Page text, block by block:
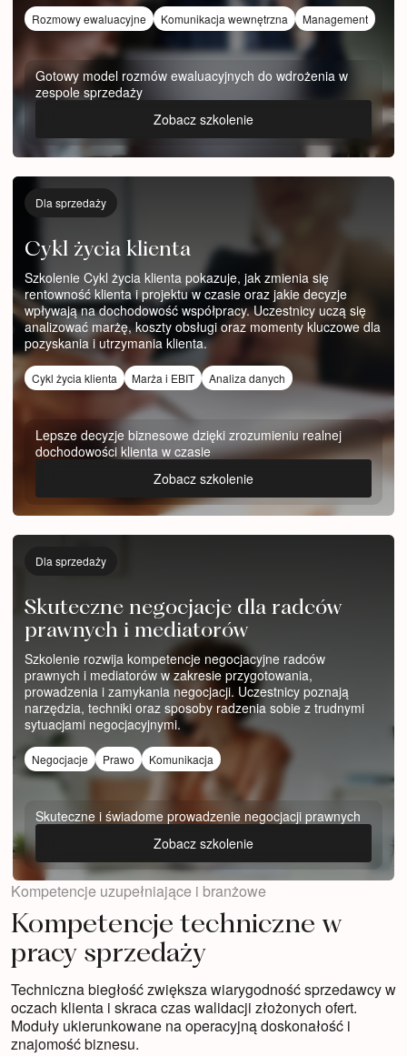
Rozmowy ewaluacyjne Komunikacja wewnętrzna Management
Gotowy model rozmów ewaluacyjnych do wdrożenia w
zespole sprzedaży
Zobacz szkolenie
Dla sprzedaży
Cykl życia klienta
Szkolenie Cykl życia klienta pokazuje, jak zmienia się
rentowność klienta i projektu w czasie oraz jakie decyzje
wpływają na dochodowość współpracy. Uczestnicy uczą się
analizować marżę, koszty obsługi oraz momenty kluczowe dla
pozyskania i utrzymania klienta.
Cykl życia klienta Marża i EBIT Analiza danych
Lepsze decyzje biznesowe dzięki zrozumieniu realnej
dochodowości klienta w czasie
Zobacz szkolenie
Dla sprzedaży
Skuteczne negocjacje dla radców
prawnych i mediatorów
Szkolenie rozwija kompetencje negocjacyjne radców
prawnych i mediatorów w zakresie przygotowania,
prowadzenia i zamykania negocjacji. Uczestnicy poznają
narzędzia, techniki oraz sposoby radzenia sobie z trudnymi
sytuacjami negocjacyjnymi.
Negocjacje Prawo Komunikacja
Skuteczne i świadome prowadzenie negocjacji prawnych
Zobacz szkolenie
Kompetencje uzupełniające i branżowe
Kompetencje techniczne w
pracy sprzedaży
Techniczna biegłość zwiększa wiarygodność sprzedawcy w
oczach klienta i skraca czas walidacji złożonych ofert.
Moduły ukierunkowane na operacyjną doskonałość i
znajomość biznesu.